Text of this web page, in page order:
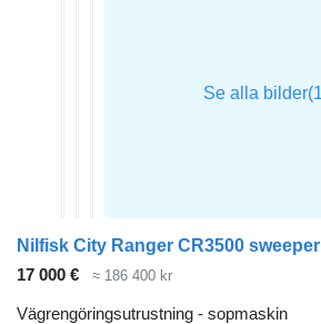
Nilfisk City Ranger CR3500 sweeper
17 000 €
≈ 186 400 kr
Vägrengöringsutrustning - sopmaskin